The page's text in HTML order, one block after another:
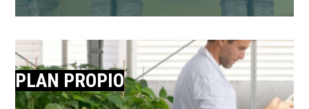
PLAN PROPIO